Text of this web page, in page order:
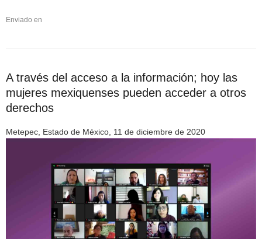
Enviado en
A través del acceso a la información; hoy las
mujeres mexiquenses pueden acceder a otros
derechos
Metepec, Estado de México, 11 de diciembre de 2020